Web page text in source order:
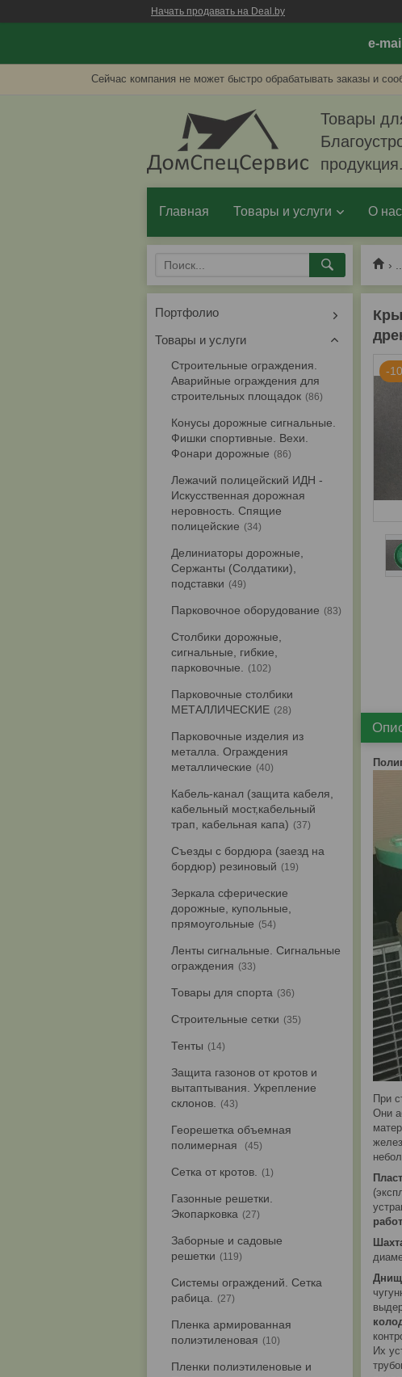
Начать продавать на Deal.by
e-
Сейчас компания не может быстро обрабатывать заказы и
Товары
продукция.
Главная Товары и услуги О нас
-
При
Они
Их
Портфолио
Товары и услуги
Строительные ограждения.
Аварийные ограждения для
строительных площадок
86
Конусы дорожные сигнальные.
Фишки спортивные. Вехи.
Фонари дорожные
86
Лежачий полицейский ИДН -
Искусственная дорожная
неровность. Спящие
полицейские
34
Делиниаторы дорожные,
Сержанты (Солдатики),
подставки
49
Парковочное оборудование 83
Столбики дорожные,
сигнальные, гибкие,
парковочные.
102
Парковочные столбики
МЕТАЛЛИЧЕСКИЕ
28
Парковочные изделия из
металла. Ограждения
металлические
40
Кабель-канал (защита кабеля,
кабельный мост,кабельный
трап, кабельная капа)
37
Съезды с бордюра (заезд на
бордюр) резиновый
19
Зеркала сферические
дорожные, купольные,
прямоугольные
54
Ленты сигнальные. Сигнальные
ограждения
33
Товары для спорта 36
Строительные сетки 35
Тенты 14
Защита газонов от кротов и
вытаптывания. Укрепление
склонов.
43
Георешетка объемная
полимерная
45
Сетка от кротов. 1
Газонные решетки.
Экопарковка
27
Заборные и садовые
решетки
119
Системы ограждений. Сетка
рабица.
27
Пленка армированная
полиэтиленовая
10
Пленки полиэтиленовые и